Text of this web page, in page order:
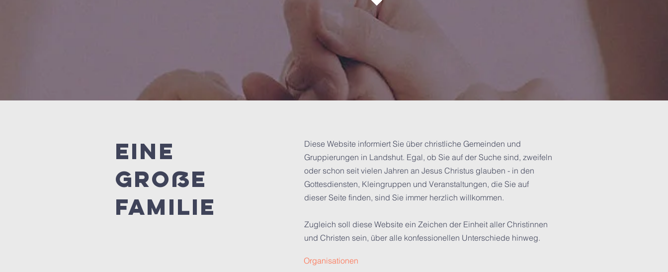
EINE
GROße
FAMILIE
Diese Website informiert Sie über christliche Gemeinden und
Gruppierungen in Landshut. Egal, ob Sie auf der Suche sind, zweifeln
oder schon seit vielen Jahren an Jesus Christus glauben - in den
Gottesdiensten, Kleingruppen und Veranstaltungen, die Sie auf
dieser Seite finden, sind Sie immer herzlich willkommen.
Zugleich soll diese Website ein Zeichen der Einheit aller Christinnen
und Christen sein, über alle konfessionellen Unterschiede hinweg.
Organisationen